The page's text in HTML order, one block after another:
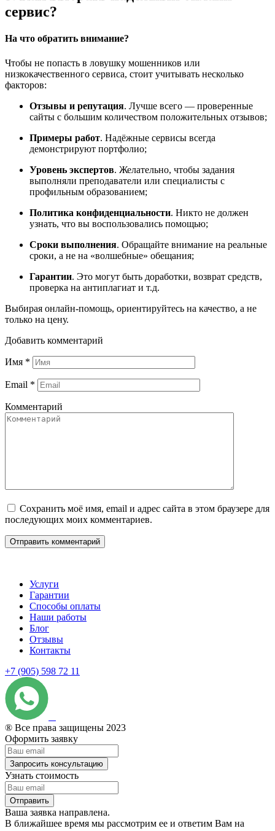
сервис?
На что обратить внимание?
Чтобы не попасть в ловушку мошенников или
низкокачественного сервиса, стоит учитывать несколько
факторов:
Отзывы и репутация. Лучше всего — проверенные
сайты с большим количеством положительных отзывов;
Примеры работ. Надёжные сервисы всегда
демонстрируют портфолио;
Уровень экспертов. Желательно, чтобы задания
выполняли преподаватели или специалисты с
профильным образованием;
Политика конфиденциальности. Никто не должен
узнать, что вы воспользовались помощью;
Сроки выполнения. Обращайте внимание на реальные
сроки, а не на «волшебные» обещания;
Гарантии. Это могут быть доработки, возврат средств,
проверка на антиплагиат и т.д.
Выбирая онлайн-помощь, ориентируйтесь на качество, а не
только на цену.
Добавить комментарий
Имя *
Email *
Комментарий
Сохранить моё имя, email и адрес сайта в этом браузере для
последующих моих комментариев.
Услуги
Гарантии
Способы оплаты
Наши работы
Блог
Отзывы
Контакты
+7 (905) 598 72 11
® Все права защищены 2023
Оформить заявку
Запросить консультацию
Узнать стоимость
Отправить
Ваша заявка направлена.
В ближайшее время мы рассмотрим ее и ответим Вам на